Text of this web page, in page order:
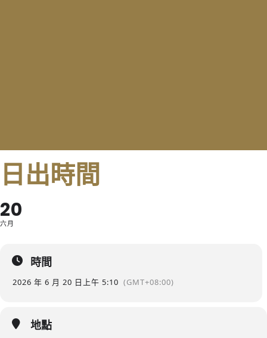
日出時間
20
六月
時間
2026 年 6 月 20 日 上午 5:10 (GMT+08:00)
地點